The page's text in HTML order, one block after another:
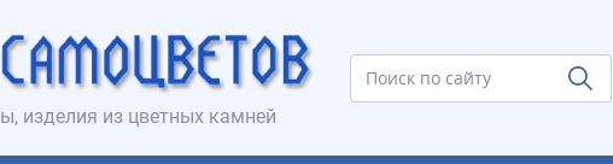
изделия из цветных камней